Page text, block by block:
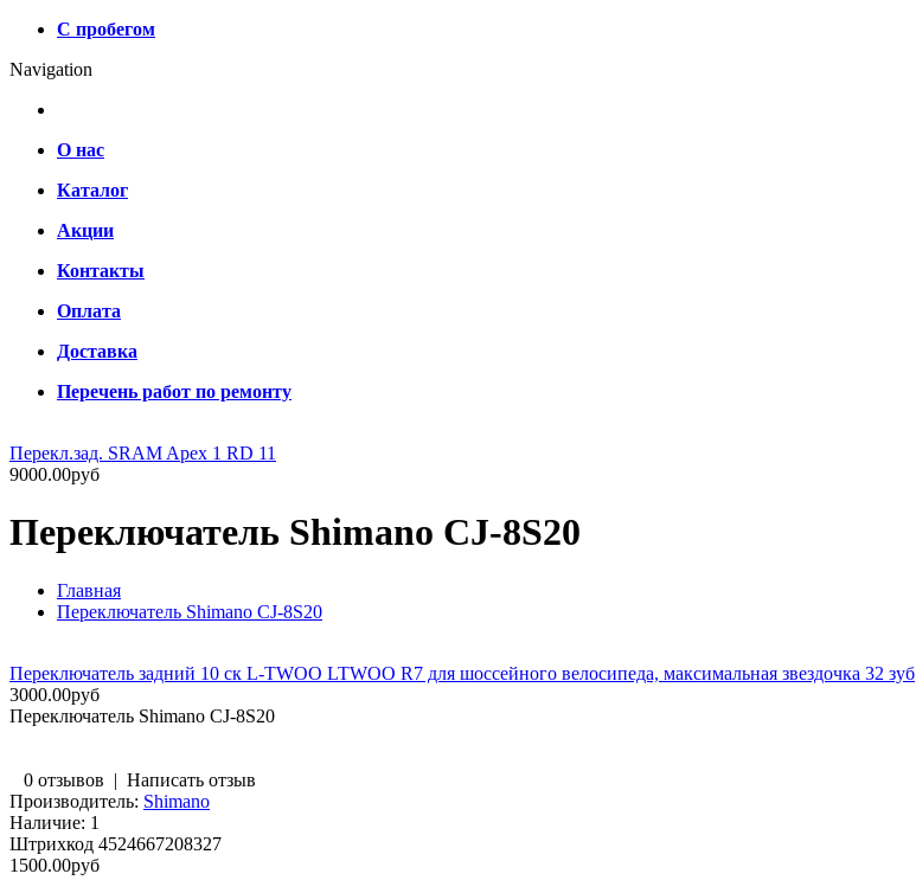
С пробегом
Navigation
О нас
Каталог
Акции
Контакты
Оплата
Доставка
Перечень работ по ремонту
Перекл.зад. SRAM Apex 1 RD 11
9000.00руб
Переключатель Shimano CJ-8S20
Главная
Переключатель Shimano CJ-8S20
Переключатель задний 10 ск L-TWOO LTWOO R7 для шоссейного велосипеда, максимальная звездочка 32 зуб
3000.00руб
Переключатель Shimano CJ-8S20
0 отзывов | Написать отзыв
Производитель: Shimano
Наличие: 1
Штрихкод 4524667208327
1500.00руб